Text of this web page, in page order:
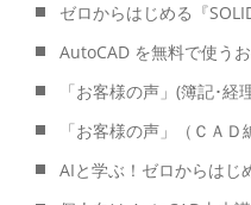
ゼロからはじめる『
AutoCAD を無料で使う
「お客様の声」(簿記･経
「お客様の声」（ＣＡＤ
AIと学ぶ！ゼロからはじ